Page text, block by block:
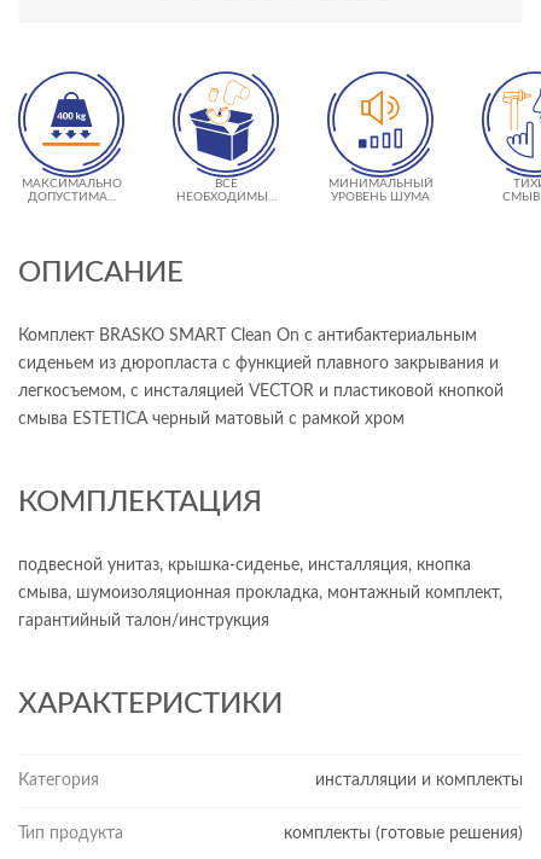
МАКСИМАЛЬНО
ДОПУСТИМАЯ
ВСЕ
НЕОБХОДИМЫЕ
МИНИМАЛЬНЫЙ
УРОВЕНЬ ШУМА
ОПИСАНИЕ
Комплект BRASKO SMART Clean On с антибактериальным
сиденьем из дюропласта с функцией плавного закрывания и
легкосъемом, с инсталяцией VECTOR и пластиковой кнопкой
смыва ESTETICA черный матовый с рамкой хром
КОМПЛЕКТАЦИЯ
подвесной унитаз, крышка-сиденье, инсталляция, кнопка
смыва, шумоизоляционная прокладка, монтажный комплект,
гарантийный талон/инструкция
ХАРАКТЕРИСТИКИ
Категория инсталляции и комплекты
Тип продукта комплекты (готовые решения)